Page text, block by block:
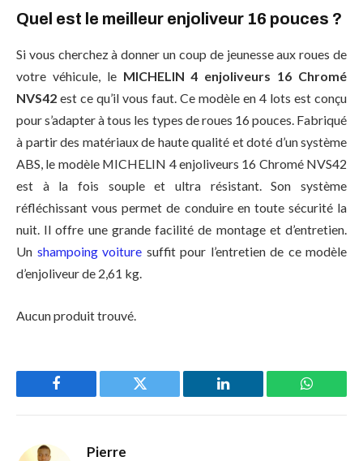
Quel est le meilleur enjoliveur 16 pouces ?
Si vous cherchez à donner un coup de jeunesse aux roues de
votre véhicule, le MICHELIN 4 enjoliveurs 16 Chromé
NVS42 est ce qu’il vous faut. Ce modèle en 4 lots est conçu
pour s’adapter à tous les types de roues 16 pouces. Fabriqué
à partir des matériaux de haute qualité et doté d’un système
ABS, le modèle MICHELIN 4 enjoliveurs 16 Chromé NVS42
est à la fois souple et ultra résistant. Son système
réfléchissant vous permet de conduire en toute sécurité la
nuit. Il offre une grande facilité de montage et d’entretien.
Un shampoing voiture suffit pour l’entretien de ce modèle
d’enjoliveur de 2,61 kg.
Aucun produit trouvé.
Facebook Twitter LinkedIn
Pierre